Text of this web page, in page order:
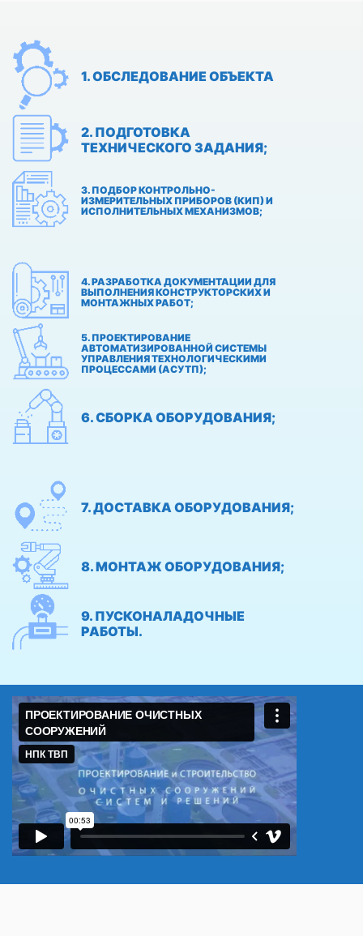
1. ОБСЛЕДОВАНИЕ ОБЪЕКТА
2. ПОДГОТОВКА
ТЕХНИЧЕСКОГО ЗАДАНИЯ;
3. ПОДБОР КОНТРОЛЬНО-
ИЗМЕРИТЕЛЬНЫХ ПРИБОРОВ (КИП) И
ИСПОЛНИТЕЛЬНЫХ МЕХАНИЗМОВ;
4. РАЗРАБОТКА ДОКУМЕНТАЦИИ ДЛЯ
ВЫПОЛНЕНИЯ КОНСТРУКТОРСКИХ И
МОНТАЖНЫХ РАБОТ;
5. ПРОЕКТИРОВАНИЕ
АВТОМАТИЗИРОВАННОЙ СИСТЕМЫ
УПРАВЛЕНИЯ ТЕХНОЛОГИЧЕСКИМИ
ПРОЦЕССАМИ (АСУТП);
6. СБОРКА ОБОРУДОВАНИЯ;
7. ДОСТАВКА ОБОРУДОВАНИЯ;
8. МОНТАЖ ОБОРУДОВАНИЯ;
9. ПУСКОНАЛАДОЧНЫЕ
РАБОТЫ.